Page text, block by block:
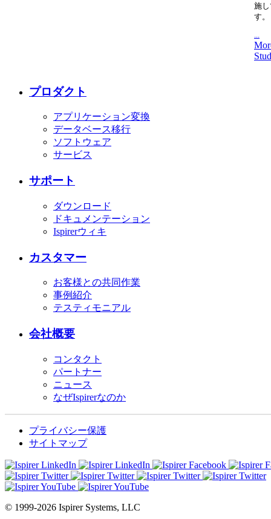
施
す。
...
プロダクト
アプリケーション変換
データベース移行
ソフトウェア
サービス
サポート
ダウンロード
ドキュメンテーション
Ispirerウィキ
カスタマー
お客様との共同作業
事例紹介
テスティモニアル
会社概要
コンタクト
パートナー
ニュース
なぜIspirerなのか
プライバシー保護
サイトマップ
© 1999-2026 Ispirer Systems, LLC